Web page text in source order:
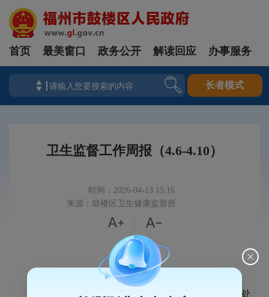
首页 最美窗口 政务公开 解读回应 办事服务
长者模式
卫生监督工作周报（4.6-4.10）
时间：2026-04-13 15:16
来源：鼓楼区卫生健康监督所
 
1.对12345、12320等投诉平台投诉件进行核实处